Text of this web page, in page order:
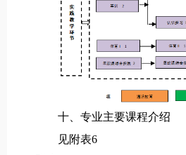
十、专业主要课程介绍
见附表6